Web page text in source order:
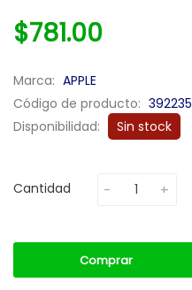
$781.00
Marca: APPLE
Código de producto: 392235
Disponibilidad:
Sin stock
Cantidad
Comprar